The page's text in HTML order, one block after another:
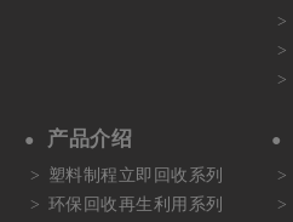
产品介绍
塑料制程立即回收系列
环保回收再生利用系列